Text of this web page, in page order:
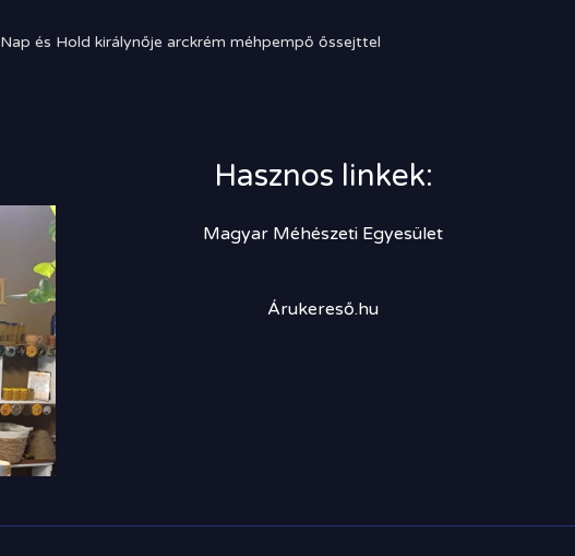
Nap és Hold királynője arckrém méhpempő őssejttel
Hasznos linkek:
Magyar Méhészeti Egyesület
Árukereső.hu